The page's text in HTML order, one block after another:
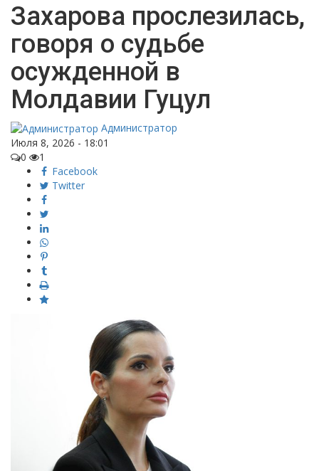
Захарова прослезилась,
говоря о судьбе
осужденной в
Молдавии Гуцул
Администратор
Июля 8, 2026 - 18:01
0
1
Facebook
Twitter